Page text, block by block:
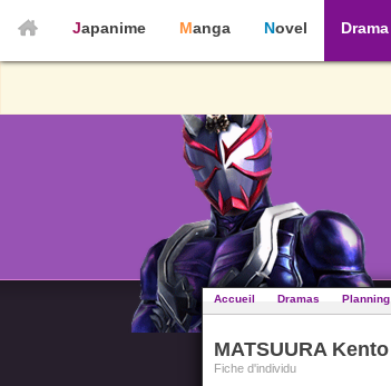
Japanime Manga Novel Drama
Accueil Dramas Planning
MATSUURA Kento
Fiche d'individu